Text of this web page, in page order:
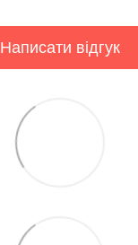
Написати відгук